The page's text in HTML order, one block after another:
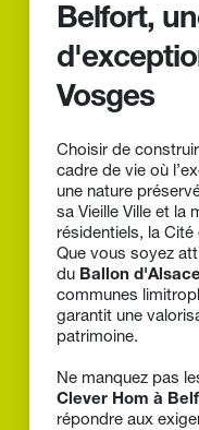
ossature bois
dynamique et aux
actuelles
garantit une
Belfort,
Vosges
Choisir de
cadre de vie où
une nature
sa Vieille Ville et la
résidentiels, la Cité
Que vous soyez
du Ballon d'Alsace
communes
garantit une
patrimoine.
Ne manquez pas
Clever Hom à
répondre aux